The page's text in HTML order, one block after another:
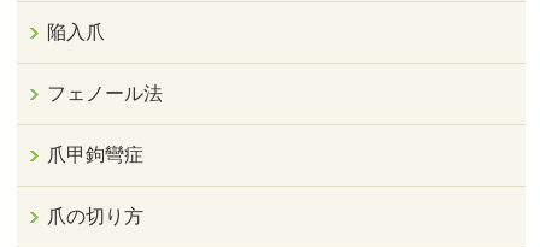
陥入爪
フェノール法
爪甲鉤彎症
爪の切り方